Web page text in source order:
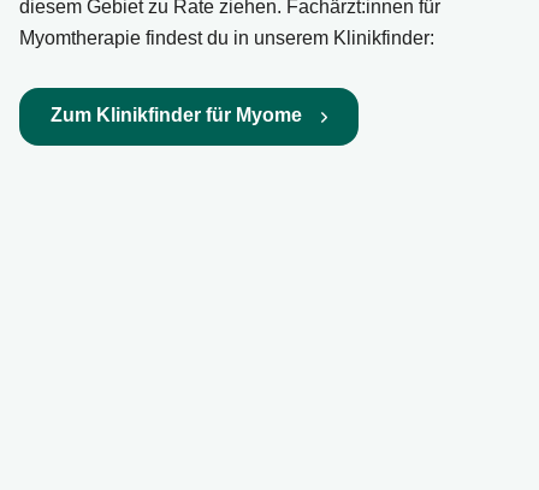
diesem Gebiet zu Rate ziehen. Fachärzt:innen für
Myomtherapie findest du in unserem Klinikfinder:
Zum Klinikfinder für Myome